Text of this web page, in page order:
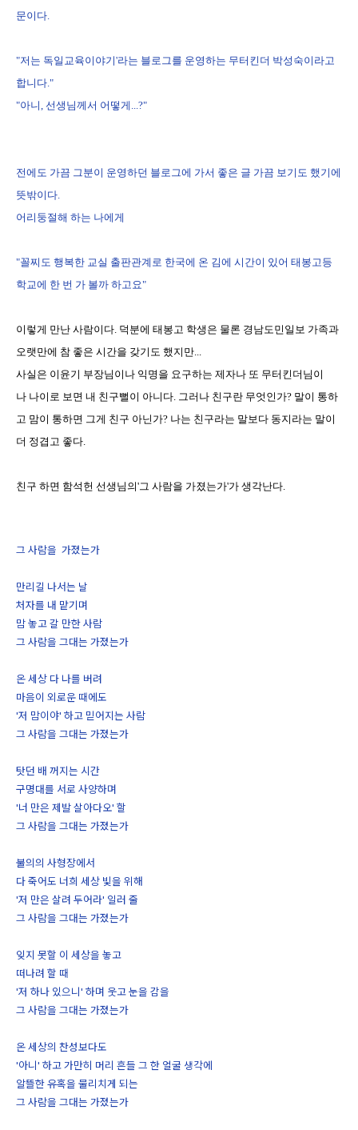
문이다.
"저는 독일교육이야기'라는 블로그를 운영하는 무터킨더 박성숙이라고
합니다."
"아니, 선생님께서 어떻게...?"
전에도 가끔 그분이 운영하던 블로그에 가서 좋은 글 가끔 보기도 했기에
뜻밖이다.
어리둥절해 하는 나에게
"꼴찌도 행복한 교실 출판관계로 한국에 온 김에 시간이 있어 태봉고등
학교에 한 번 가 볼까 하고요"
이렇게 만난 사람이다. 덕분에 태봉고 학생은 물론 경남도민일보 가족과
오랫만에 참 좋은 시간을 갖기도 했지만...
사실은 이윤기 부장님이나 익명을 요구하는 제자나 또 무터킨더님이
나 나이로 보면 내 친구뻘이 아니다. 그러나 친구란 무엇인가? 말이 통하
고 맘이 통하면 그게 친구 아닌가? 나는 친구라는 말보다 동지라는 말이
더 정겹고 좋다.
친구 하면 함석헌 선생님의'그 사람을 가졌는가'가 생각난다.
그 사람을 가졌는가
만리길 나서는 날
처자를 내 맡기며
맘 놓고 갈 만한 사람
그 사람을 그대는 가졌는가
온 세상 다 나를 버려
마음이 외로운 때에도
'저 맘이야' 하고 믿어지는 사람
그 사람을 그대는 가졌는가
탓던 배 꺼지는 시간
구명대를 서로 사양하며
'너 만은 제발 살아다오' 할
그 사람을 그대는 가졌는가
불의의 사형장에서
다 죽어도 너희 세상 빛을 위해
'저 만은 살려 두어라' 일러 줄
그 사람을 그대는 가졌는가
잊지 못할 이 세상을 놓고
떠나려 할 때
'저 하나 있으니' 하며 웃고 눈을 감을
그 사람을 그대는 가졌는가
온 세상의 찬성보다도
'아니' 하고 가만히 머리 흔들 그 한 얼굴 생각에
알뜰한 유혹을 물리치게 되는
그 사람을 그대는 가졌는가